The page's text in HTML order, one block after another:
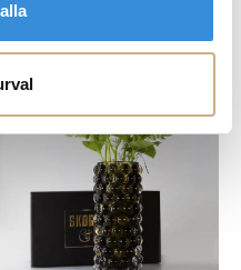
BLOMKRUKA - AUBERGINE MOLLY
kr